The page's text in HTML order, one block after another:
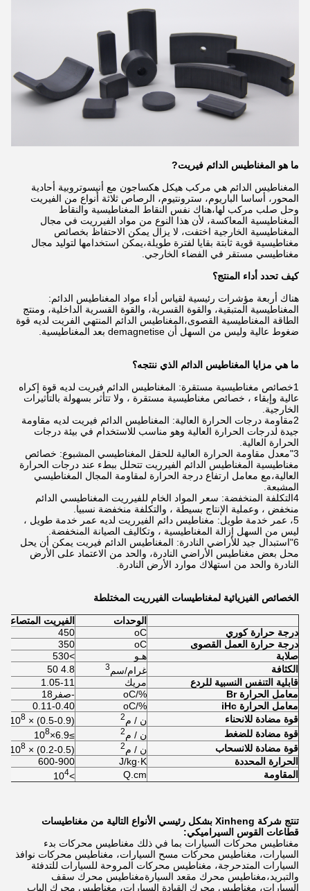
ما هو المغناطيس الدائم فيريت?
المغناطيس الدائم هي مركب هيكل هكساجون مع أنيسوتروبية أحادية
المحور، أساسا الباريوم، سترونتيوم، الرصاص ثلاثة أنواع من الفيريت
وحل صلب مركب لها،هناك نفس النقاط المغناطيسية والنقاط
المغناطيسية المعاكسة، لأن هذا النوع من مواد الفيرريت في مجال
المغناطيسية الخارجية اختفت، لا يزال يمكن الاحتفاظ بخصائص
مغناطيسية قوية ثابتة بقايا لفترة طويلة،يمكن استخدامها لتوليد مجال
مغناطيسي مستقر في الفضاء الخارجي.
كيف تحدد أداء المنتج؟
هناك أربعة مؤشرات رئيسية لقياس أداء مواد المغناطيس الدائم:
المغناطيسية المتبقية، والقوة القسرية، والقوة القسرية الداخلية، ومنتج
الطاقة المغناطيسية القصوى،المغناطيس الدائم المنتهي الفريت لديه قوة
ضغوط عالية وليس من السهل أن demagnetise بعد المغناطيسية.
ما هي مزايا المغناطيس الدائم الذي ننتجه؟
1خصائص مغناطيسية مستقرة: المغناطيس الدائم فيريت لديه قوة إكراه
عالية وإبقاء ، خصائص مغناطيسية مستقرة ، ولا تتأثر بسهولة بالتأثيرات
الخارجية.
2مقاومة درجات الحرارة العالية: المغناطيس الدائم فيريت لديه مقاومة
جيدة لدرجات الحرارة العالية وهو مناسب للاستخدام في بيئة درجات
الحرارة العالية.
3"معدل مقاومة الحرارة العالية للحقل المغناطيسي المشبوع: خصائص
مغناطيسية المغناطيس الدائم الفيرريت تتحلل ببطء عند درجات الحرارة
العالية،مع معامل ارتفاع درجة الحرارة لمقاومة المجال المغناطيسي
المشبعة.
4التكلفة المنخفضة: سعر المواد الخام للفيرريت المغناطيسي الدائم
منخفض ، وعملية الإنتاج بسيطة ، والتكلفة منخفضة نسبيا.
5، عمر خدمة طويل: مغناطيس دائم الفيرريت لديه عمر خدمة طويل ،
ليس من السهل إزالة المغناطيسية ، وتكاليف الصيانة المنخفضة.
6"استبدال جيد للأراضي النادرة: المغناطيس الدائم فيريت يمكن أن يحل
محل بعض مغناطيس الأراضي النادرة، والحد من الاعتماد على الأرض
النادرة والحد من استهلاك موارد الأرض النادرة.
الخصائص الفيزيائية لمغناطيسات الفيرريت المختلطة
الوحدات
الفيريت المتصاعد
درجة حرارة كوري
oC
450
درجة حرارة العمل القصوى
oC
350
صلابة
هـو
>530
الكثافة
غرام/سم 3
4.8 50
قابلية التنفس النسبية للردع
مريك
1.05-11
معامل الحرارة Br
%/oC
-صفر18
معامل الحرارة iHc
%/oC
0.11-0.40
قوة مضادة للانحناء
ن / م 2
(0.5-0.9) × 10
8
قوة مضادة للضغط ن / م 2
≥6.9×10
8
قوة مضادة للانسحاب ن / م 2
(0.2-0.5) × 10
8
الحرارة المحددة J/kg·K
600-900
المقاومة
Q.cm
>10
4
تنتج شركة Xinheng بشكل رئيسي الأنواع التالية من مغناطيسات
قطاعات القوس السيراميكي:
مغناطيس محركات السيارات بما في ذلك مغناطيس محركات بدء
السيارات، مغناطيس محركات مسح السيارات، مغناطيس محركات نوافذ
السيارات المتدحرجة، مغناطيس محركات المروحة للسيارات للتدفئة
والتبريد،مغناطيس محرك مقعد السيارةمغناطيس محرك سقف
السيارات، مغناطيس محرك القيادة السيارات، مغناطيس محرك الباب